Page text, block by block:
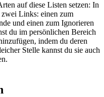
auf diese Listen setzen: In
Links: einen zum
und einen zum Ignorieren
du im persönlichen Bereich
indem du deren
Stelle kannst du sie auch